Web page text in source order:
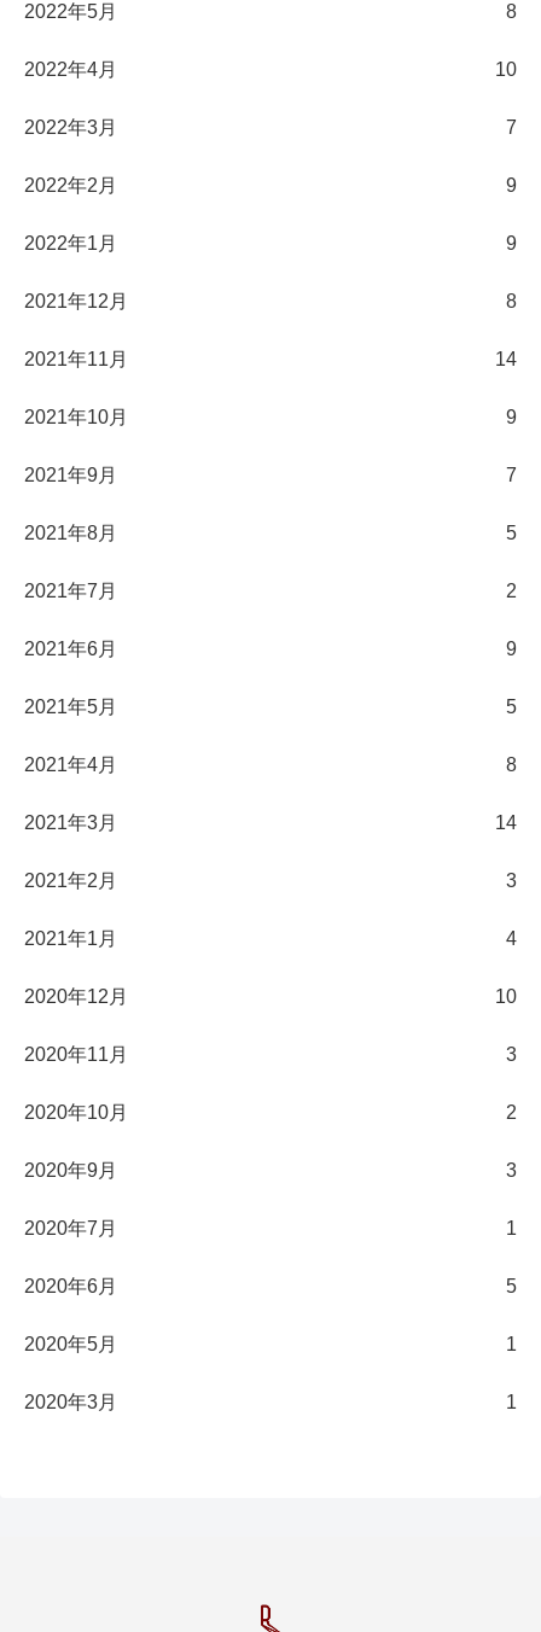
2022年5月 8
2022年4月 10
2022年3月 7
2022年2月 9
2022年1月 9
2021年12月 8
2021年11月 14
2021年10月 9
2021年9月 7
2021年8月 5
2021年7月 2
2021年6月 9
2021年5月 5
2021年4月 8
2021年3月 14
2021年2月 3
2021年1月 4
2020年12月 10
2020年11月 3
2020年10月 2
2020年9月 3
2020年7月 1
2020年6月 5
2020年5月 1
2020年3月 1